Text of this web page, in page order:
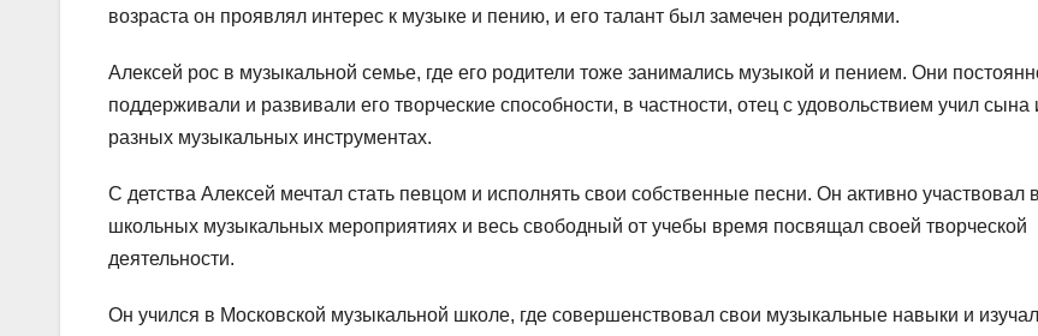
возраста он проявлял интерес к музыке и пению, и его талант был замечен родителями.
Алексей рос в музыкальной семье, где его родители тоже занимались музыкой и пением. Они
поддерживали и развивали его творческие способности, в частности, отец с удовольствием учил сына
разных музыкальных инструментах.
С детства Алексей мечтал стать певцом и исполнять свои собственные песни. Он активно участвовал в
школьных музыкальных мероприятиях и весь свободный от учебы время посвящал своей творческой
деятельности.
Он учился в Московской музыкальной школе, где совершенствовал свои музыкальные навыки и